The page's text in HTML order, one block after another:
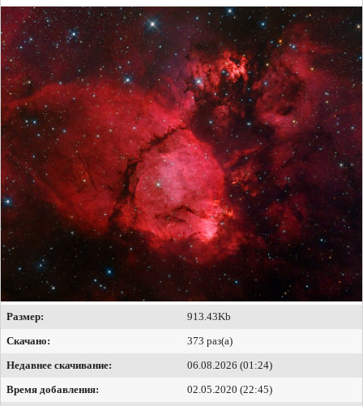
Размер:
913.43Kb
Скачано:
373 раз(а)
Недавнее скачивание:
06.08.2026 (01:24)
Время добавления:
02.05.2020 (22:45)